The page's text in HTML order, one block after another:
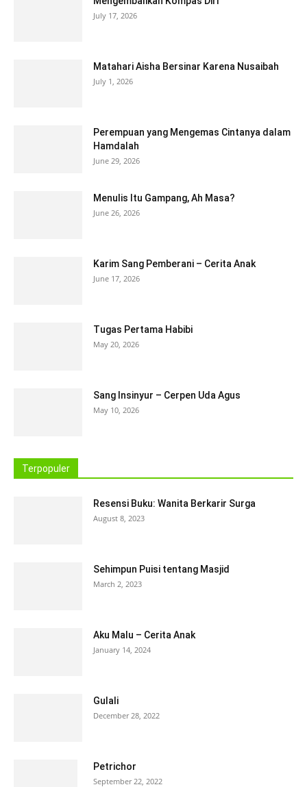
July 17, 2026
Matahari Aisha Bersinar Karena Nusaibah
July 1, 2026
Perempuan yang Mengemas Cintanya dalam
Hamdalah
June 29, 2026
Menulis Itu Gampang, Ah Masa?
June 26, 2026
Karim Sang Pemberani – Cerita Anak
June 17, 2026
Tugas Pertama Habibi
May 20, 2026
Sang Insinyur – Cerpen Uda Agus
May 10, 2026
Terpopuler
Resensi Buku: Wanita Berkarir Surga
August 8, 2023
Sehimpun Puisi tentang Masjid
March 2, 2023
Aku Malu – Cerita Anak
January 14, 2024
Gulali
December 28, 2022
Petrichor
September 22, 2022